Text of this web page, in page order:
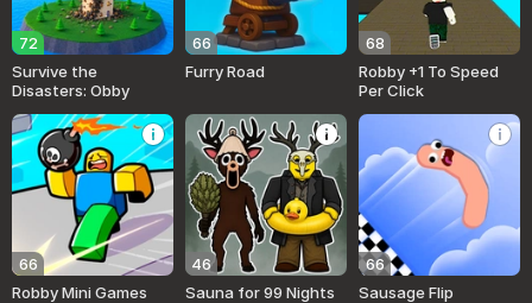
72
Survive the
Disasters: Obby
66
Furry Road
68
Robby +1 To Speed
Per Click
66
Robby Mini Games
46
Sauna for 99 Nights
66
Sausage Flip